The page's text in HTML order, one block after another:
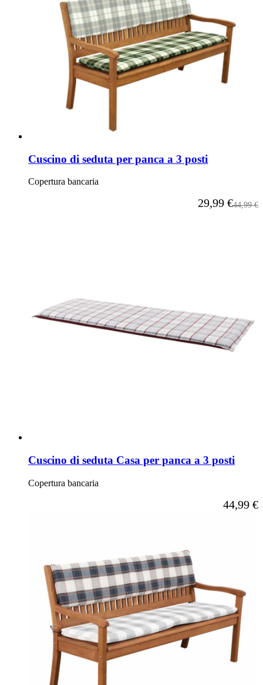
Cuscino di seduta per panca a 3 posti
Copertura bancaria
A partire da
29,99 €Prezzo
44,99 €
Cuscino di seduta Casa per panca a 3 posti
Copertura bancaria
A partire
44,99 €